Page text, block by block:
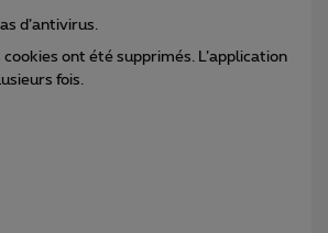
d’antivirus.
cookies ont été supprimés. L’application
fois.